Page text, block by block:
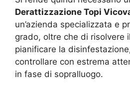
Derattizzazione Topi
un’azienda specializzata e
grado, oltre che di risolvere
pianificare la
controllare con estrema
in fase di sopralluogo.